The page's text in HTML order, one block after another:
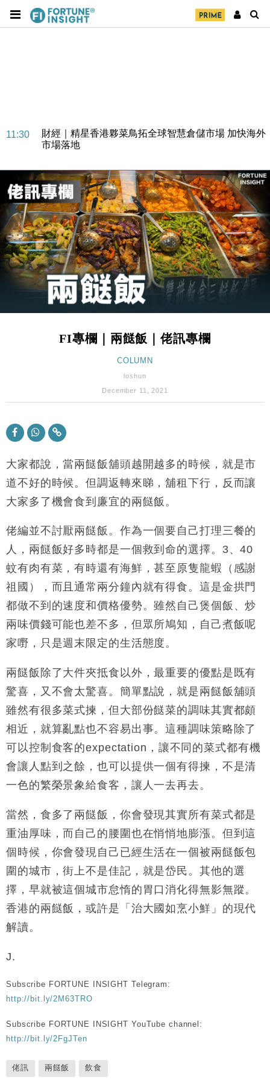
11:30
財經｜精星香港夥菜鳥拓全球智慧倉儲市場 加快海外
市場落地
東京半島
13:12
國際｜特朗普赴洛杉磯高球場活動前 男子攜槍彈被捕
12:30
財經｜香港7月PMI回落至51 企業擴張放慢兼縮減人
手
11:40
財經｜黑石傳再籌逾360億美元 支援Anthropic租用
Google晶片
10:57
財經｜美商務部擬擴大金屬關稅範圍 14類產品或加徵
25%
18:15
本地｜新世界K11 9月升級會員制度 增鉑金卡級別鎖
財經｜本港6月零售額連升14個月 珠寶鐘錶銷售升勢
財經｜滙控重啟最多10億美元回購 派息比率目標維持
財經｜SA售股自救後再出手 斥4億美元押注未上市公
11:30
財經｜精星香港夥菜鳥拓全球智慧倉儲市場 加快海外
14:50
地產｜大酒店中期轉賺2300萬元 斥21億翻新香港及
東京半島
13:12
國際｜特朗普赴洛杉磯高球場活動前 男子攜槍彈被捕
12:30
財經｜香港7月PMI回落至51 企業擴張放慢兼縮減人
手
11:40
財經｜黑石傳再籌逾360億美元 支援Anthropic租用
Google晶片
10:57
財經｜美商務部擬擴大金屬關稅範圍 14類產品或加徵
25%
18:15
本地｜新世界K11 9月升級會員制度 增鉑金卡級別鎖
定高消費客群
17:40
財經｜本港6月零售額連升14個月 珠寶鐘錶銷售升勢
16:33
財經｜滙控重啟最多10億美元回購 派息比率目標維持
50%
FI專欄｜兩餸飯｜佬訊專欄
COLUMN
loshun
December 11, 2021
大家都說，當兩餸飯舖頭越開越多的時候，就是市
道不好的時候。但調返轉來睇，舖租下行，反而讓
大家多了機會食到廉宜的兩餸飯。
佬編並不討厭兩餸飯。作為一個要自己打理三餐的
人，兩餸飯好多時都是一個救到命的選擇。3、40
蚊有肉有菜，有時還有海鮮，甚至原隻龍蝦（感謝
祖國），而且通常兩分鐘內就有得食。這是金拱門
都做不到的速度和價格優勢。雖然自己煲個飯、炒
兩味價錢可能也差不多，但眾所鳩知，自己煮飯呢
家嘢，只是週末限定的生活態度。
兩餸飯除了大件夾抵食以外，最重要的優點是既有
驚喜，又不會太驚喜。簡單點說，就是兩餸飯舖頭
雖然有很多菜式揀，但大部份餸菜的調味其實都頗
相近，就算亂點也不容易出事。這種調味策略除了
可以控制食客的expectation，讓不同的菜式都有機
會讓人點到之餘，也可以提供一個有得揀，不是清
一色的繁榮景象給食客，讓人一去再去。
當然，食多了兩餸飯，你會發現其實所有菜式都是
重油厚味，而自己的腰圍也在悄悄地膨漲。但到這
個時候，你會發現自己已經生活在一個被兩餸飯包
圍的城市，街上不是佳記，就是岱民。其他的選
擇，早就被這個城市怠惰的胃口消化得無影無蹤。
香港的兩餸飯，或許是「治大國如烹小鮮」的現代
解讀。
J.
Subscribe FORTUNE INSIGHT Telegram:
http://bit.ly/2M63TRO
Subscribe FORTUNE INSIGHT YouTube channel:
http://bit.ly/2FgJTen
佬訊 兩餸飯 飲食